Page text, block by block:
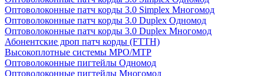
Оптоволоконные патч корды 3.0 Simplex Многомод
Оптоволоконные патч корды 3.0 Duplex Одномод
Оптоволоконные патч корды 3.0 Duplex Многомод
Абонентские дроп патч корды (FTTH)
Высокоплотные системы MPO/MTP
Оптоволоконные пигтейлы Одномод
Оптоволоконные пигтейлы Многомод